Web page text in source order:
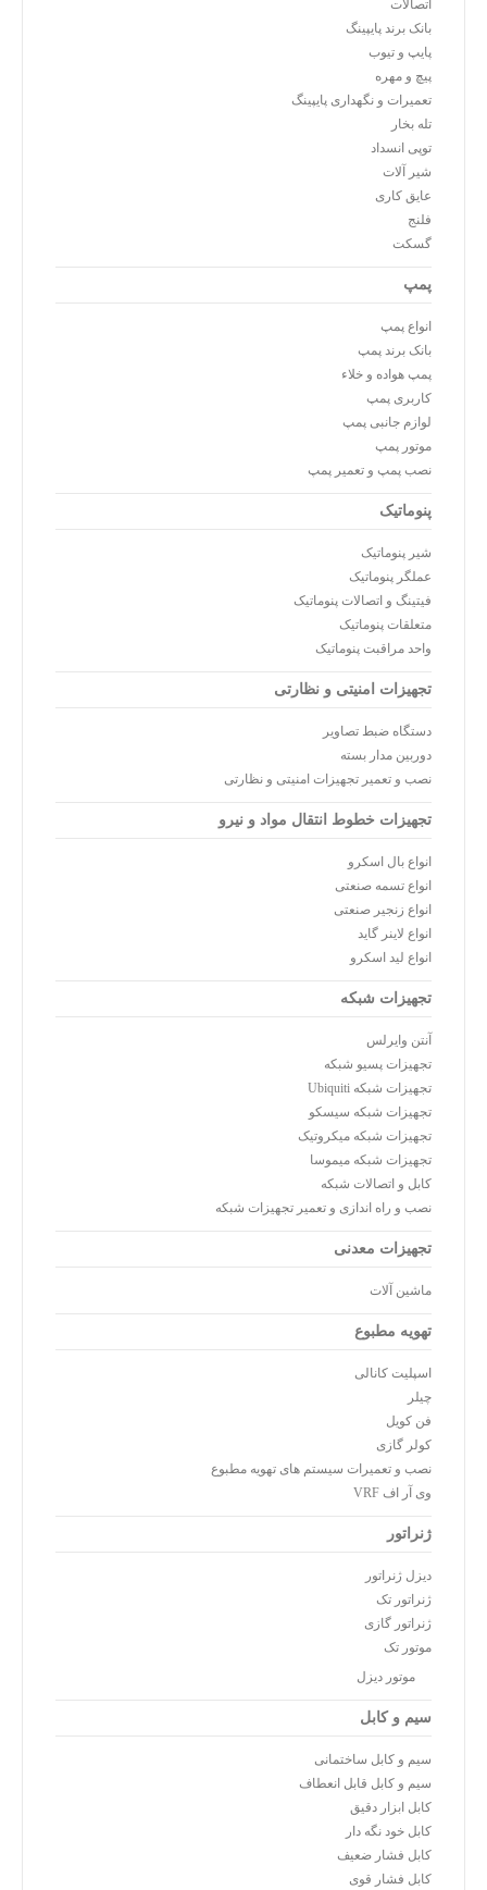
اتصالات
بانک برند پایپینگ
پایپ و تیوب
پیچ و مهره
تعمیرات و نگهداری پایپینگ
تله بخار
توپی انسداد
شیر آلات
عایق کاری
فلنج
گسکت
پمپ
انواع پمپ
بانک برند پمپ
پمپ هواده و خلاء
کاربری پمپ
لوازم جانبی پمپ
موتور پمپ
نصب پمپ و تعمیر پمپ
پنوماتیک
شیر پنوماتیک
عملگر پنوماتیک
فیتینگ و اتصالات پنوماتیک
متعلقات پنوماتیک
واحد مراقبت پنوماتیک
تجهیزات امنیتی و نظارتی
دستگاه ضبط تصاویر
دوربین مدار بسته
نصب و تعمیر تجهیزات امنیتی و نظارتی
تجهیزات خطوط انتقال مواد و نیرو
انواع بال اسکرو
انواع تسمه صنعتی
انواع زنجیر صنعتی
انواع لاینر گاید
انواع لید اسکرو
تجهیزات شبکه
آنتن وایرلس
تجهیزات پسیو شبکه
تجهیزات شبکه Ubiquiti
تجهیزات شبکه سیسکو
تجهیزات شبکه میکروتیک
تجهیزات شبکه میموسا
کابل و اتصالات شبکه
نصب و راه اندازی و تعمیر تجهیزات شبکه
تجهیزات معدنی
ماشین آلات
تهویه مطبوع
اسپلیت کانالی
چیلر
فن کویل
کولر گازی
نصب و تعمیرات سیستم های تهویه مطبوع
وی آر اف VRF
ژنراتور
دیزل ژنراتور
ژنراتور تک
ژنراتور گازی
موتور تک
موتور دیزل
سیم و کابل
سیم و کابل ساختمانی
سیم و کابل قابل انعطاف
کابل ابزار دقیق
کابل خود نگه دار
کابل فشار ضعیف
کابل فشار قوی